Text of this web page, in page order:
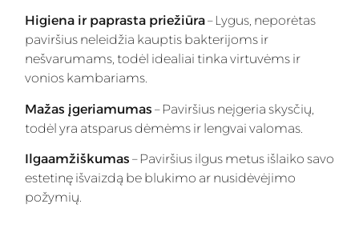
Higiena ir paprasta priežiūra– Lygus, neporėtas
paviršius neleidžia kauptis bakterijoms ir
nešvarumams, todėl idealiai tinka virtuvėms ir
vonios kambariams.
Mažas įgeriamumas – Paviršius neįgeria skysčių,
todėl yra atsparus dėmėms ir lengvai valomas.
Ilgaamžiškumas – Paviršius ilgus metus išlaiko savo
estetinę išvaizdą be blukimo ar nusidėvėjimo
požymių.